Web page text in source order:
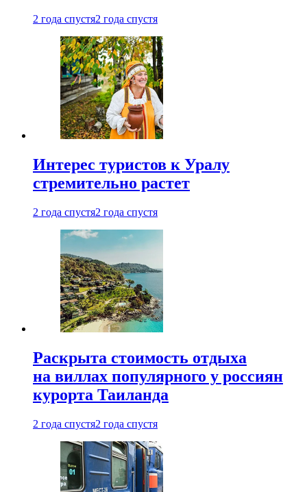
2 года спустя2 года спустя
Интерес туристов к Уралу
стремительно растет
2 года спустя2 года спустя
Раскрыта стоимость отдыха
на виллах популярного у россиян
курорта Таиланда
2 года спустя2 года спустя